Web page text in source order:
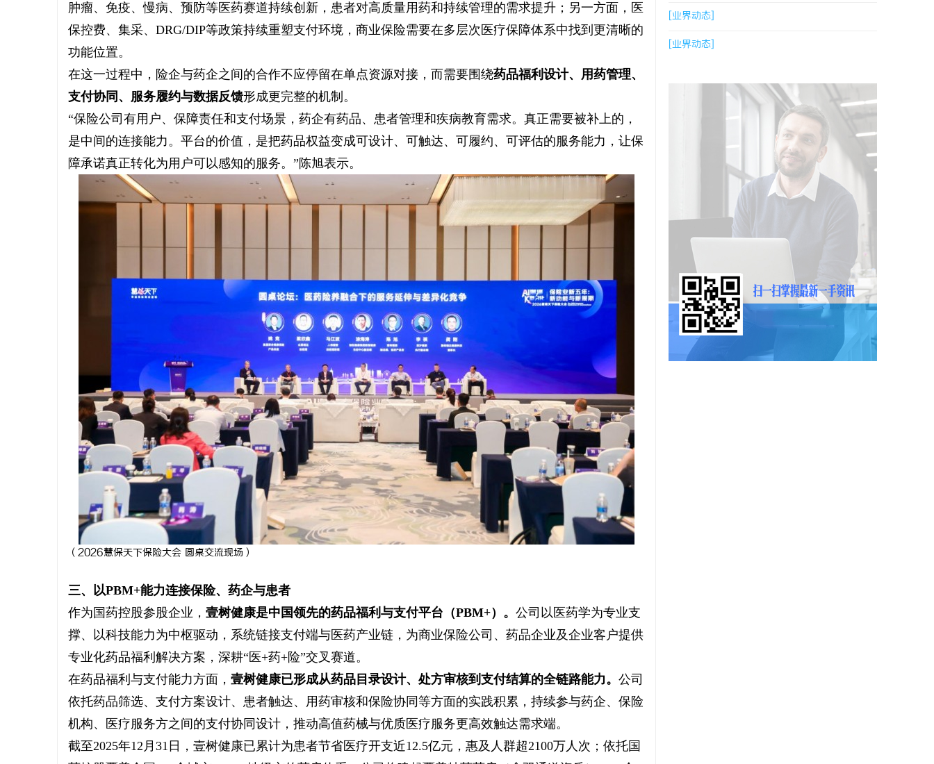
肿瘤、免疫、慢病、预防等医药赛道持续创新，患者对高质量用药和持续管理的需求提升；另一方面，医
保控费、集采、DRG/DIP等政策持续重塑支付环境，商业保险需要在多层次医疗保障体系中找到更清晰的
功能位置。
在这一过程中，险企与药企之间的合作不应停留在单点资源对接，而需要围绕药品福利设计、用药管理、
支付协同、服务履约与数据反馈形成更完整的机制。
“保险公司有用户、保障责任和支付场景，药企有药品、患者管理和疾病教育需求。真正需要被补上的，
是中间的连接能力。平台的价值，是把药品权益变成可设计、可触达、可履约、可评估的服务能力，让保
障承诺真正转化为用户可以感知的服务。”陈旭表示。
（ 2026慧保天下保险大会 圆桌交流现场 ）
三、以PBM+能力连接保险、药企与患者
作为国药控股参股企业， 壹树健康是中国领先的药品福利与支付平台（PBM+）。 公司以医药学为专业支
撑、以科技能力为中枢驱动，系统链接支付端与医药产业链，为商业保险公司、药品企业及企业客户提供
专业化药品福利解决方案，深耕“医+药+险”交叉赛道。
在药品福利与支付能力方面， 壹树健康已形成从药品目录设计、处方审核到支付结算的全链路能力。 公司
依托药品筛选、支付方案设计、患者触达、用药审核和保险协同等方面的实践积累，持续参与药企、保险
机构、医疗服务方之间的支付协同设计，推动高值药械与优质医疗服务更高效触达需求端。
截至2025年12月31日，壹树健康已累计为患者节省医疗开支近12.5亿元，惠及人群超2100万人次；依托国
[业界动态]
[业界动态]